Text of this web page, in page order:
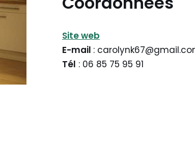
Site web
E-mail :
Tél : 06 85 75 95 91